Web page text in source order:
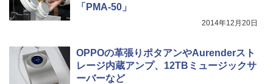
「PMA-50」
2014年12月20日
OPPOの革張りポタアンやAurenderスト
レージ内蔵アンプ、12TBミュージックサ
ーバーなど